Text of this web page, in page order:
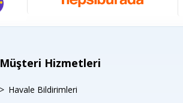
Müşteri Hizmetleri
Havale Bildirimleri